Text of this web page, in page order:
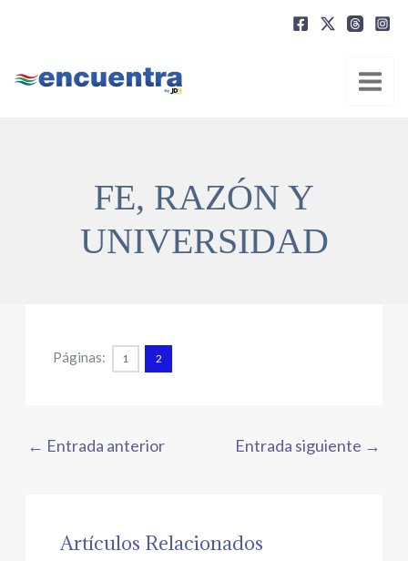
FE, RAZÓN Y
UNIVERSIDAD
Páginas: 1 2
← Entrada anterior Entrada siguiente →
Artículos Relacionados